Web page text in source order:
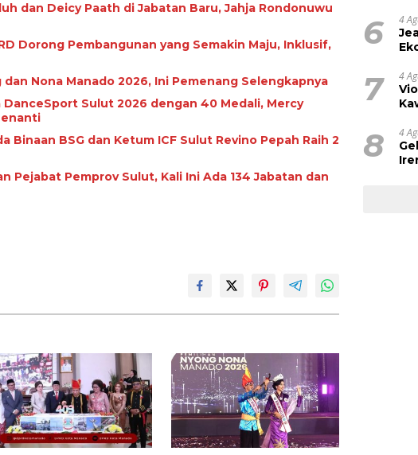
dan Deicy Paath di Jabatan Baru, Jahja Rondonuwu
Dorong Pembangunan yang Semakin Maju, Inklusif,
dan Nona Manado 2026, Ini Pemenang Selengkapnya
DanceSport Sulut 2026 dengan 40 Medali, Mercy
Binaan BSG dan Ketum ICF Sulut Revino Pepah Raih 2
Pejabat Pemprov Sulut, Kali Ini Ada 134 Jabatan dan
6 4
7 4
8 4